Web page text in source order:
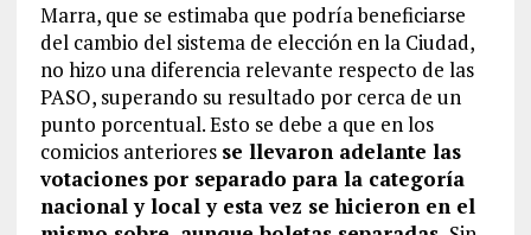
Marra, que se estimaba que podría beneficiarse
del cambio del sistema de elección en la Ciudad,
no hizo una diferencia relevante respecto de las
PASO, superando su resultado por cerca de un
punto porcentual. Esto se debe a que en los
comicios anteriores se llevaron adelante las
votaciones por separado para la categoría
nacional y local y esta vez se hicieron en el